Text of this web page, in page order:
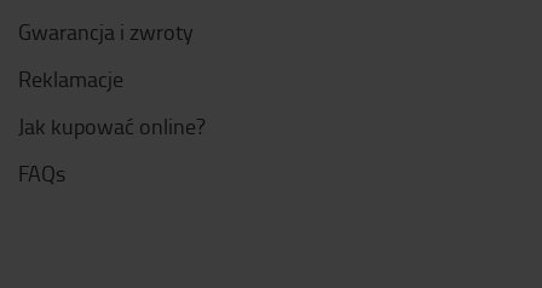
Gwarancja i zwroty
Reklamacje
Jak kupować online?
FAQs